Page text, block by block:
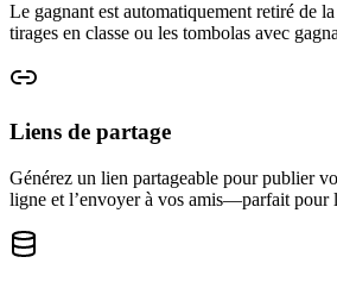
Le gagnant est automatiquement retiré de
tirages en classe ou les tombolas avec
Liens de partage
Générez un lien partageable pour publier
ligne et l’envoyer à vos amis—parfait pour